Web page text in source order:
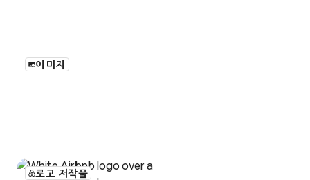
이미지
로고 저작물